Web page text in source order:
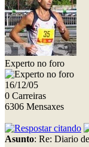
Experto no foro
16/12/05
0 Carreiras
6306 Mensaxes
Asunto: Re: Diario